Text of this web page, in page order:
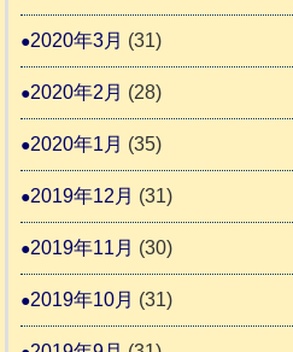
2020年3月 (31)
2020年2月 (28)
2020年1月 (35)
2019年12月 (31)
2019年11月 (30)
2019年10月 (31)